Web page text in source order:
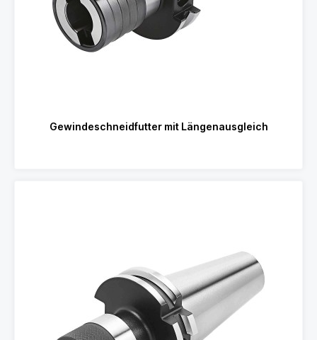
Gewindeschneidfutter mit Längenausgleich